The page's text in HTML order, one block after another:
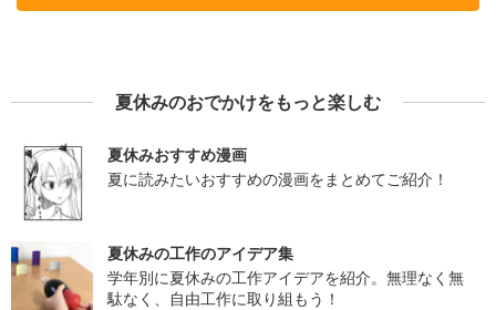
夏休みのおでかけをもっと楽しむ
夏休みおすすめ漫画
夏に読みたいおすすめの漫画をまとめてご紹介！
夏休みの工作のアイデア集
学年別に夏休みの工作アイデアを紹介。無理なく無
駄なく、自由工作に取り組もう！